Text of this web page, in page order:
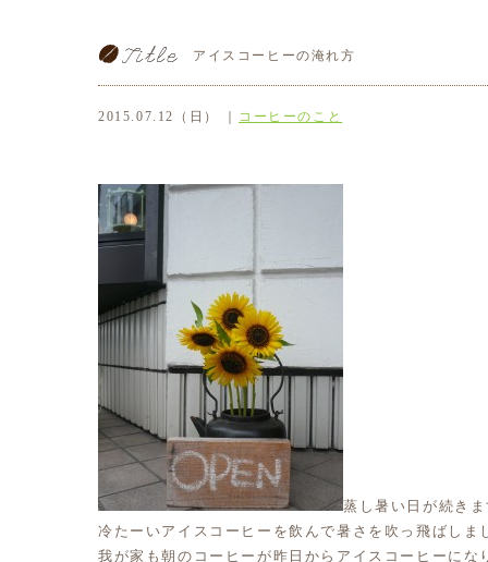
アイスコーヒーの淹れ方
2015.07.12（日） ｜ コーヒーのこと
蒸し暑い日が続き
冷たーいアイスコーヒーを飲んで暑さを吹っ飛ばしま
我が家も朝のコーヒーが昨日からアイスコーヒーにな